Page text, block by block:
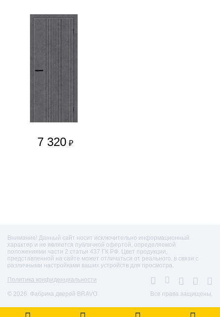
7 320 ₽
Внимание! Данный сайт носит исключительно информационный
характер и не является публичной офертой, определяемой
положениями части 2 статьи 437 ГК РФ. Цвет продукции,
представленной на сайте может отличаться от реального, в связи с
различными настройками ваших устройств для просмотра.
Политика конфиденциальности
© 2026. Фабрика дверей BRAVO Все права защищены.